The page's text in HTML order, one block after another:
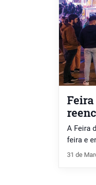
A Feira
feira e
31 de